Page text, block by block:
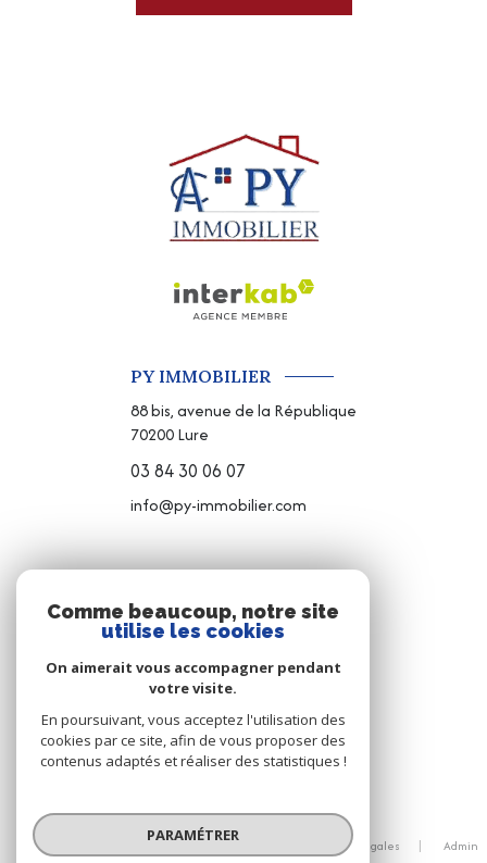
PY IMMOBILIER
88 bis, avenue de la République
70200Lure
03 84 30 06 07
info@py-immobilier.com
NOUS SUIVRE
© 2026 | Tous droits réservés
Nos partenaires Mentions légales
Admin
Comme beaucoup, notre site
utilise les cookies
On aimerait vous accompagner pendant
votre visite.
En poursuivant, vous acceptez l'utilisation des
cookies par ce site, afin de vous proposer des
contenus adaptés et réaliser des statistiques !
PARAMÉTRER